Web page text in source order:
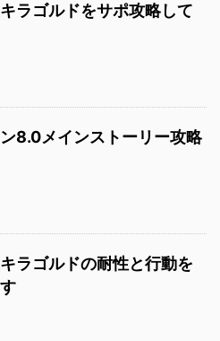
ラゴルドをサポ攻略して
8.0メインストーリー攻略
ラゴルドの耐性と行動を